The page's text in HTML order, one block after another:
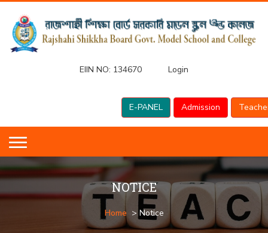
EIIN NO: 134670 Login
E-PANEL Admission
NOTICE
Home > Notice